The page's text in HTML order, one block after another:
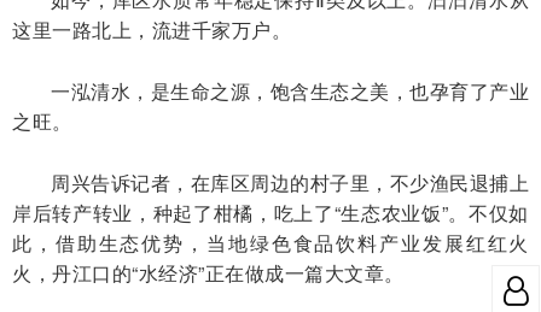
这里一路北上，流进千家万户。
一泓清水，是生命之源，饱含生态之美，也孕育了产业
之旺。
周兴告诉记者，在库区周边的村子里，不少渔民退捕上
岸后转产转业，种起了柑橘，吃上了“生态农业饭”。不仅如
此，借助生态优势，当地绿色食品饮料产业发展红红火
火，丹江口的“水经济”正在做成一篇大文章。